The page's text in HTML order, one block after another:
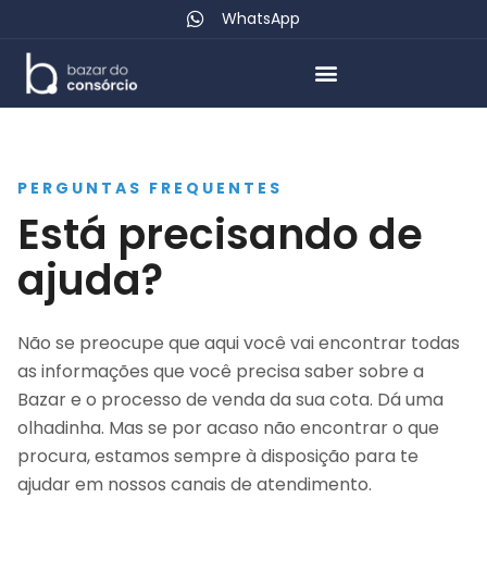
WhatsApp
PERGUNTAS FREQUENTES
Está precisando de
ajuda?
Não se preocupe que aqui você vai encontrar todas
as informações que você precisa saber sobre a
Bazar e o processo de venda da sua cota. Dá uma
olhadinha. Mas se por acaso não encontrar o que
procura, estamos sempre à disposição para te
ajudar em nossos canais de atendimento.